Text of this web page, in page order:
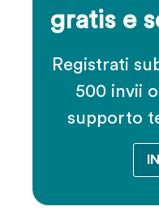
gratis e
Registrati
500 invii
supporto